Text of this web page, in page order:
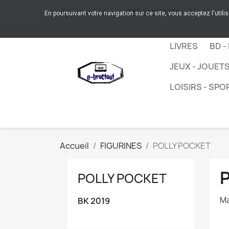
Appelez-nous :+33664267772
LIVRES
BD -
JEUX -
LOISIRS -
Accueil FIGURINES POLLY POCKET
POLLY POCKET
BK 2019
En poursuivant votre navigation sur ce site, vous acceptez